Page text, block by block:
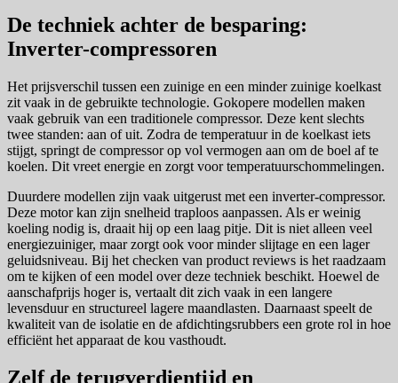
De techniek achter de besparing:
Inverter-compressoren
Het prijsverschil tussen een zuinige en een minder zuinige koelkast
zit vaak in de gebruikte technologie. Gokopere modellen maken
vaak gebruik van een traditionele compressor. Deze kent slechts
twee standen: aan of uit. Zodra de temperatuur in de koelkast iets
stijgt, springt de compressor op vol vermogen aan om de boel af te
koelen. Dit vreet energie en zorgt voor temperatuurschommelingen.
Duurdere modellen zijn vaak uitgerust met een inverter-compressor.
Deze motor kan zijn snelheid traploos aanpassen. Als er weinig
koeling nodig is, draait hij op een laag pitje. Dit is niet alleen veel
energiezuiniger, maar zorgt ook voor minder slijtage en een lager
geluidsniveau. Bij het checken van product reviews is het raadzaam
om te kijken of een model over deze techniek beschikt. Hoewel de
aanschafprijs hoger is, vertaalt dit zich vaak in een langere
levensduur en structureel lagere maandlasten. Daarnaast speelt de
kwaliteit van de isolatie en de afdichtingsrubbers een grote rol in hoe
efficiënt het apparaat de kou vasthoudt.
Zelf de terugverdientijd en